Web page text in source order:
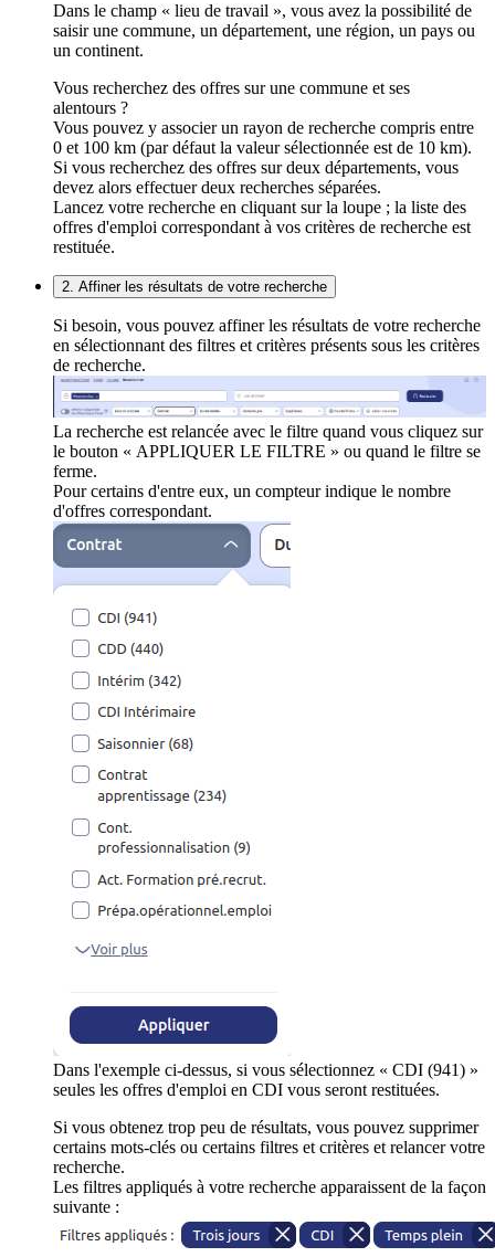
Dans le champ « lieu de travail », vous avez la possibilité de
saisir une commune, un département, une région, un pays ou
un continent.
Vous recherchez des offres sur une commune et ses
alentours ?
Vous pouvez y associer un rayon de recherche compris entre
0 et 100 km (par défaut la valeur sélectionnée est de 10 km).
Si vous recherchez des offres sur deux départements, vous
devez alors effectuer deux recherches séparées.
Lancez votre recherche en cliquant sur la loupe ; la liste des
offres d'emploi correspondant à vos critères de recherche est
restituée.
2. Affiner les résultats de votre recherche
Si besoin, vous pouvez affiner les résultats de votre recherche
en sélectionnant des filtres et critères présents sous les critères
de recherche.
La recherche est relancée avec le filtre quand vous cliquez sur
le bouton « APPLIQUER LE FILTRE » ou quand le filtre se
ferme.
Pour certains d'entre eux, un compteur indique le nombre
d'offres correspondant.
Dans l'exemple ci-dessus, si vous sélectionnez « CDI (941) »
seules les offres d'emploi en CDI vous seront restituées.
Si vous obtenez trop peu de résultats, vous pouvez supprimer
certains mots-clés ou certains filtres et critères et relancer votre
recherche.
Les filtres appliqués à votre recherche apparaissent de la façon
suivante :